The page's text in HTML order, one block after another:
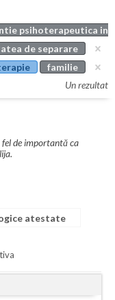
psihoterapeutica in
de separare
familie
Un rezultat
de importantă ca
atestate